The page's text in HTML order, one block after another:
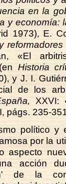
en la
y economía:
1973), E.
«El
Historia
y J. I.
de los
XXVI:
págs. 235-
político y
por la
aspecto
acción
de la